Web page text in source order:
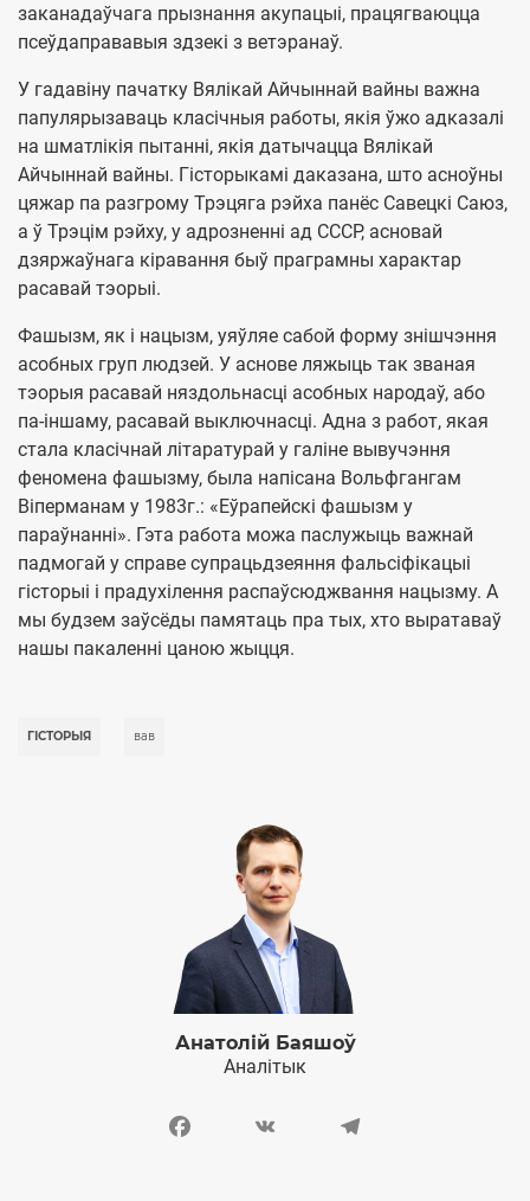
заканадаўчага прызнання акупацыі, працягваюцца
псеўдаправавыя здзекі з ветэранаў.
У гадавіну пачатку Вялікай Айчыннай вайны важна
папулярызаваць класічныя работы, якія ўжо адказалі
на шматлікія пытанні, якія датычацца Вялікай
Айчыннай вайны. Гісторыкамі даказана, што асноўны
цяжар па разгрому Трэцяга рэйха панёс Савецкі Саюз,
а ў Трэцім рэйху, у адрозненні ад СССР, асновай
дзяржаўнага кіравання быў праграмны характар
расавай тэорыі.
Фашызм, як і нацызм, уяўляе сабой форму знішчэння
асобных груп людзей. У аснове ляжыць так званая
тэорыя расавай няздольнасці асобных народаў, або
па-іншаму, расавай выключнасці. Адна з работ, якая
стала класічнай літаратурай у галіне вывучэння
феномена фашызму, была напісана Вольфгангам
Віперманам у 1983г.: «Еўрапейскі фашызм у
параўнанні». Гэта работа можа паслужыць важнай
падмогай у справе супрацьдзеяння фальсіфікацыі
гісторыі і прадухілення распаўсюджвання нацызму. А
мы будзем заўсёды памятаць пра тых, хто выратаваў
нашы пакаленні цаною жыцця.
ГІСТОРЫЯ вав
Анатолій Баяшоў
Аналітык
Facebook VK Telegram